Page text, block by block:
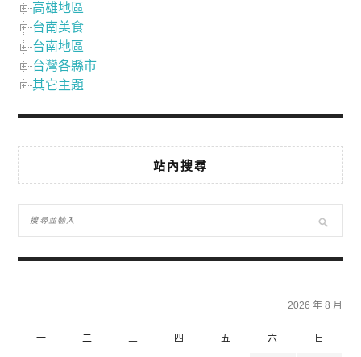
高雄地區
台南美食
台南地區
台灣各縣市
其它主題
站內搜尋
2026 年 8 月
一 二 三 四 五 六 日